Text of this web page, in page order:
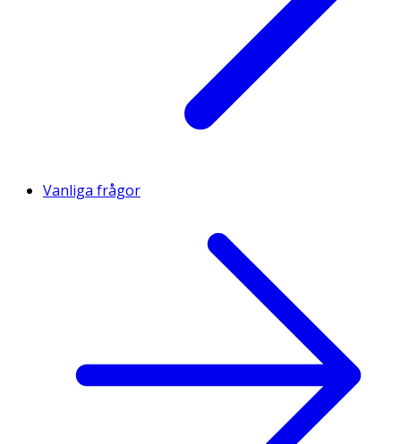
Vanliga frågor